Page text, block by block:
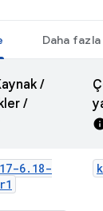
Daha fazla
/
/
6. 18-
r1